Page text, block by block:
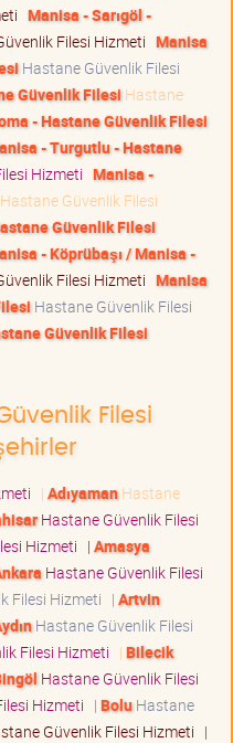
Manisa - Sarıgöl -
Filesi Hizmeti Manisa
Hastane Güvenlik Filesi
Güvenlik Filesi Hastane
- Hastane Güvenlik Filesi
- Turgutlu - Hastane
Hizmeti Manisa -
Hastane Güvenlik Filesi
Güvenlik Filesi
- Köprübaşı / Manisa -
Filesi Hizmeti Manisa
Hastane Güvenlik Filesi
Güvenlik Filesi
Filesi
| AdıyamanHastane
Hastane Güvenlik Filesi
Hizmeti | Amasya
Hastane Güvenlik Filesi
Filesi Hizmeti | Artvin
Hastane Güvenlik Filesi
Filesi Hizmeti | Bilecik
Hastane Güvenlik Filesi
Hizmeti | BoluHastane
Güvenlik Filesi Hizmeti |